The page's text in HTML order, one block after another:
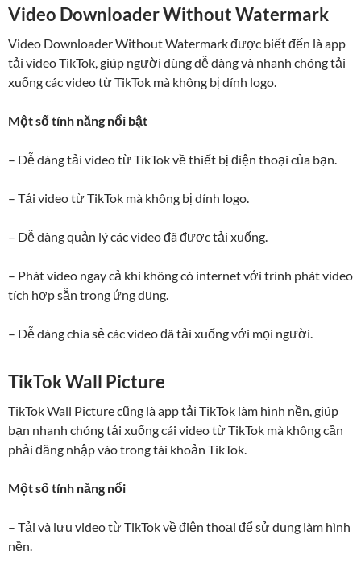
Video Downloader Without Watermark
Video Downloader Without Watermark được biết đến là app
tải video TikTok, giúp người dùng dễ dàng và nhanh chóng tải
xuống các video từ TikTok mà không bị dính logo.
Một số tính năng nổi bật
– Dễ dàng tải video từ TikTok về thiết bị điện thoại của bạn.
– Tải video từ TikTok mà không bị dính logo.
– Dễ dàng quản lý các video đã được tải xuống.
– Phát video ngay cả khi không có internet với trình phát video
tích hợp sẵn trong ứng dụng.
– Dễ dàng chia sẻ các video đã tải xuống với mọi người.
TikTok Wall Picture
TikTok Wall Picture cũng là app tải TikTok làm hình nền, giúp
bạn nhanh chóng tải xuống cái video từ TikTok mà không cần
phải đăng nhập vào trong tài khoản TikTok.
Một số tính năng nổi
– Tải và lưu video từ TikTok về điện thoại để sử dụng làm hình
nền.